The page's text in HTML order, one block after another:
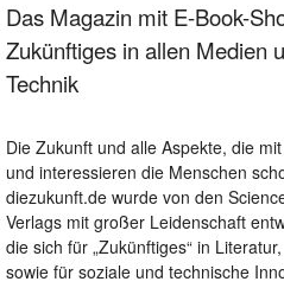
Das Magazin mit E-Book-
Zukünftiges in allen Medien
Technik
Die Zukunft und alle Aspekte, die
und interessieren die Menschen
diezukunft.de wurde von den
Verlags mit großer Leidenschaft
die sich für „Zukünftiges“ in
sowie für soziale und technische